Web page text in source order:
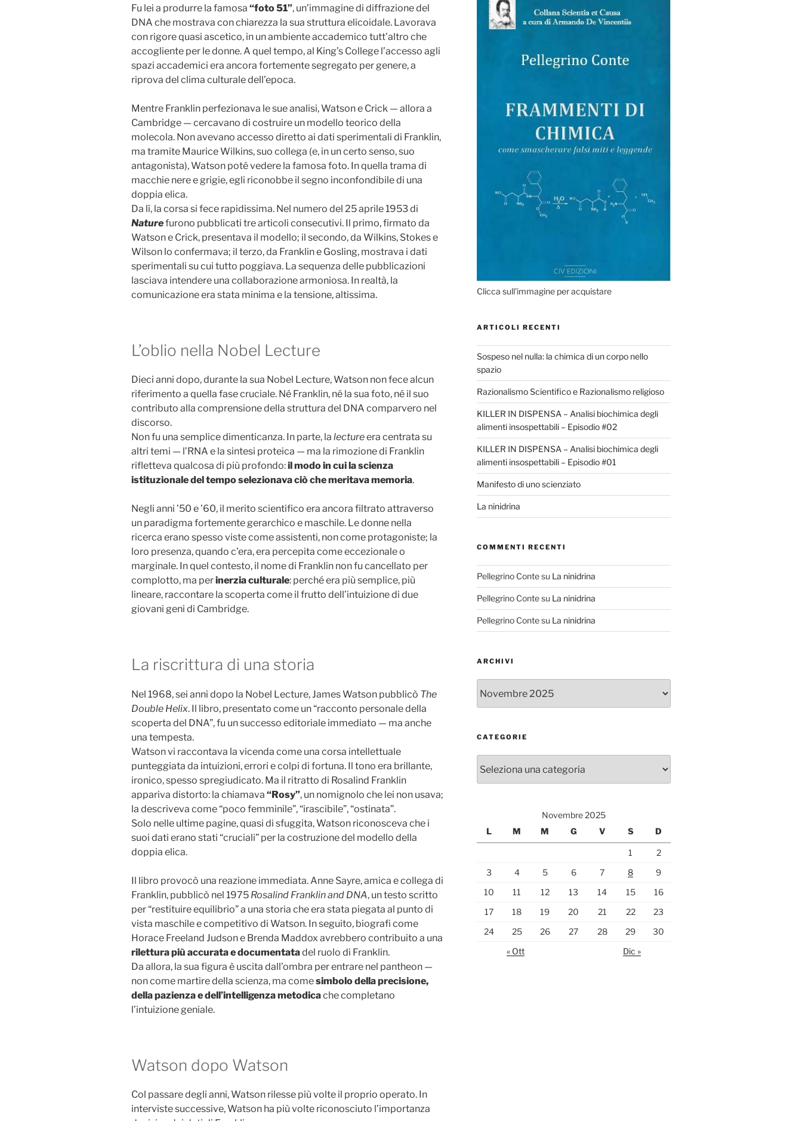
Fu lei a produrre la famosa “foto 51”, un’immagine di diffrazione del
DNA che mostrava con chiarezza la sua struttura elicoidale. Lavorava
con rigore quasi ascetico, in un ambiente accademico tutt’altro che
accogliente per le donne. A quel tempo, al King’s College l’accesso agli
spazi accademici era ancora fortemente segregato per genere, a
riprova del clima culturale dell’epoca.
Mentre Franklin perfezionava le sue analisi, Watson e Crick — allora a
Cambridge — cercavano di costruire un modello teorico della
molecola. Non avevano accesso diretto ai dati sperimentali di Franklin,
ma tramite Maurice Wilkins, suo collega (e, in un certo senso, suo
antagonista), Watson poté vedere la famosa foto. In quella trama di
macchie nere e grigie, egli riconobbe il segno inconfondibile di una
doppia elica.
Da lì, la corsa si fece rapidissima. Nel numero del 25 aprile 1953 di
Naturefurono pubblicati tre articoli consecutivi. Il primo, firmato da
Watson e Crick, presentava il modello; il secondo, da Wilkins, Stokes e
Wilson lo confermava; il terzo, da Franklin e Gosling, mostrava i dati
sperimentali su cui tutto poggiava. La sequenza delle pubblicazioni
lasciava intendere una collaborazione armoniosa. In realtà, la
comunicazione era stata minima e la tensione, altissima.
L’oblio nella Nobel Lecture
Dieci anni dopo, durante la sua Nobel Lecture, Watson non fece alcun
riferimento a quella fase cruciale. Né Franklin, né la sua foto, né il suo
contributo alla comprensione della struttura del DNA comparvero nel
discorso.
Non fu una semplice dimenticanza. In parte, la lectureera centrata su
altri temi — l’RNA e la sintesi proteica — ma la rimozione di Franklin
rifletteva qualcosa di più profondo:il modo in cui la scienza
istituzionale del tempo selezionava ciò che meritava memoria.
Negli anni ’50 e ’60, il merito scientifico era ancora filtrato attraverso
un paradigma fortemente gerarchico e maschile. Le donne nella
ricerca erano spesso viste come assistenti, non come protagoniste; la
loro presenza, quando c’era, era percepita come eccezionale o
marginale. In quel contesto, il nome di Franklin non fu cancellato per
complotto, ma perinerzia culturale: perché era più semplice, più
lineare, raccontare la scoperta come il frutto dell’intuizione di due
giovani geni di Cambridge.
La riscrittura di una storia
Nel 1968, sei anni dopo la Nobel Lecture, James Watson pubblicò The
Double Helix. Il libro, presentato come un “racconto personale della
scoperta del DNA”, fu un successo editoriale immediato — ma anche
una tempesta.
Watson vi raccontava la vicenda come una corsa intellettuale
punteggiata da intuizioni, errori e colpi di fortuna. Il tono era brillante,
ironico, spesso spregiudicato. Ma il ritratto di Rosalind Franklin
appariva distorto: la chiamava “Rosy”, un nomignolo che lei non usava;
la descriveva come “poco femminile”, “irascibile”, “ostinata”.
Solo nelle ultime pagine, quasi di sfuggita, Watson riconosceva che i
suoi dati erano stati “cruciali” per la costruzione del modello della
doppia elica.
Il libro provocò una reazione immediata. Anne Sayre, amica e collega di
Franklin, pubblicò nel 1975 Rosalind Franklin and DNA, un testo scritto
per “restituire equilibrio” a una storia che era stata piegata al punto di
vista maschile e competitivo di Watson. In seguito, biografi come
Horace Freeland Judson e Brenda Maddox avrebbero contribuito a una
rilettura più accurata e documentatadel ruolo di Franklin.
Da allora, la sua figura è uscita dall’ombra per entrare nel pantheon —
non come martire della scienza, ma comesimbolo della precisione,
della pazienza e dell’intelligenza metodicache completano
l’intuizione geniale.
Watson dopo Watson
Col passare degli anni, Watson rilesse più volte il proprio operato. In
interviste successive, Watson ha più volte riconosciuto l’importanza
Clicca sull'immagine per acquistare
ARTICOLI RECENTI
Sospeso nel nulla: la chimica di un corpo nello
spazio
Razionalismo Scientifico e Razionalismo religioso
KILLER IN DISPENSA – Analisi biochimica degli
alimenti insospettabili – Episodio #02
KILLER IN DISPENSA – Analisi biochimica degli
alimenti insospettabili – Episodio #01
Manifesto di uno scienziato
La ninidrina
COMMENTI RECENTI
Pellegrino Contesu La ninidrina
Pellegrino Contesu La ninidrina
Pellegrino Contesu La ninidrina
ARCHIVI
CATEGORIE
Novembre 2025
L
M M G V S D
1
2
3
4 5 6 7 8
9
10
11 12 13 14 15
16
17
18 19 20 21 22
23
24
25 26 27 28 29
30
« Ott
Dic »